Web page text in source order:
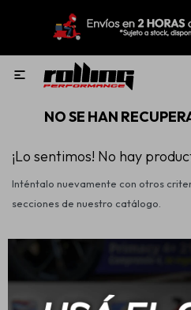

NO SE HAN
¡Lo sentimos! No hay
Inténtalo nuevamente con otros
secciones de nuestro catálogo.
Quitar filtros
Nuevo!
Llantas
Lubricantes